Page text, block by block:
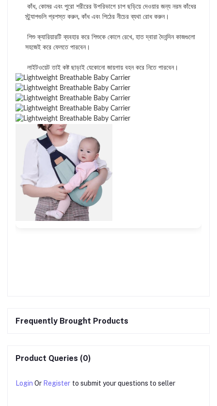
কাঁধ, কোমর এবং পুরো শরীরের উপরিভাগে চাপ ছড়িয়ে দেওয়ার জন্য নরম কাঁধের
স্ট্র্যাপগুলি প্রশস্ত করুন, কাঁধ এবং পিঠের নীচের ব্যথা রোধ করুন।
শিশু ক্যারিয়ারটি ব্যবহার করে শিশুকে কোলে রেখে, হাত দ্বারা দৈনন্দিন কাজগুলো
সহজেই করে ফেলতে পারবেন।
লাইটওয়েট তাই কষ্ট ছাড়াই যেকোনো জায়গায় বহন করে নিতে পারবেন।
Frequently Brought Products
Product Queries (0)
Login Or Register to submit your questions to seller